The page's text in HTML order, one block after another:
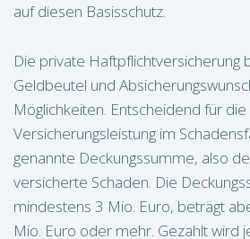
auf diesen Basisschutz.
Die private Haftpflichtversicherung
Geldbeutel und
Möglichkeiten. Entscheidend für die
Versicherungsleistung im
genannte Deckungssumme, also
versicherte Schaden. Die
mindestens 3 Mio. Euro, beträgt
Mio. Euro oder mehr. Gezahlt wird